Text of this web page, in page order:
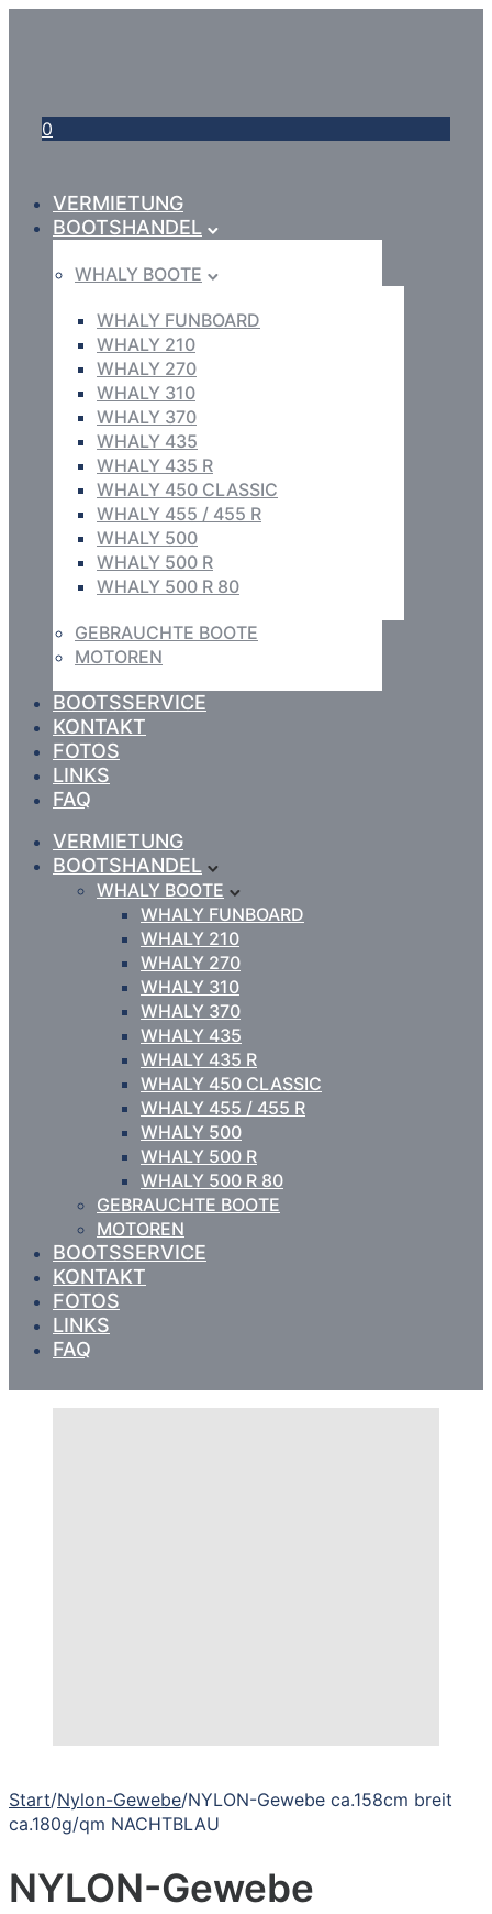
0
VERMIETUNG
BOOTSHANDEL
WHALY BOOTE
WHALY FUNBOARD
WHALY 210
WHALY 270
WHALY 310
WHALY 370
WHALY 435
WHALY 435 R
WHALY 450 CLASSIC
WHALY 455 / 455 R
WHALY 500
WHALY 500 R
WHALY 500 R 80
GEBRAUCHTE BOOTE
MOTOREN
BOOTSSERVICE
KONTAKT
FOTOS
LINKS
FAQ
VERMIETUNG
BOOTSHANDEL
WHALY BOOTE
WHALY FUNBOARD
WHALY 210
WHALY 270
WHALY 310
WHALY 370
WHALY 435
WHALY 435 R
WHALY 450 CLASSIC
WHALY 455 / 455 R
WHALY 500
WHALY 500 R
WHALY 500 R 80
GEBRAUCHTE BOOTE
MOTOREN
BOOTSSERVICE
KONTAKT
FOTOS
LINKS
FAQ
Start/Nylon-Gewebe/NYLON-Gewebe ca.158cm breit
ca.180g/qm NACHTBLAU
NYLON-Gewebe